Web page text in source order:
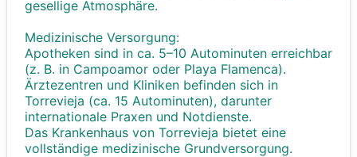
gesellige Atmosphäre.
Medizinische Versorgung:
Apotheken sind in ca. 5–10 Autominuten erreichbar
(z. B. in Campoamor oder Playa Flamenca).
Ärztezentren und Kliniken befinden sich in
Torrevieja (ca. 15 Autominuten), darunter
internationale Praxen und Notdienste.
Das Krankenhaus von Torrevieja bietet eine
vollständige medizinische Grundversorgung.